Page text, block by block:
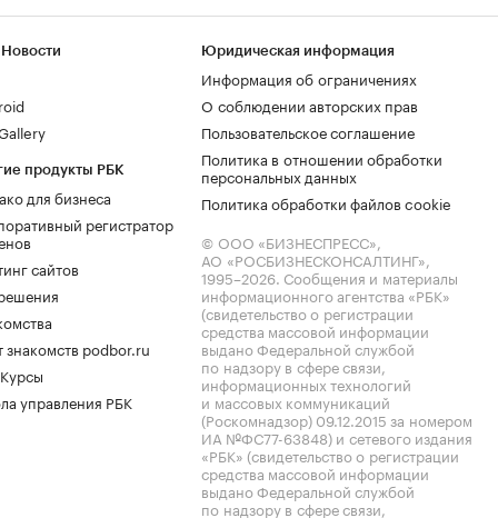
продукты РБК
для бизнеса
регистратор
сайтов
знакомств podbor.ru
управления РБК
Юридическая информация
Информация об ограничениях
О соблюдении авторских прав
Пользовательское соглашение
Политика в отношении обработки
персональных данных
Политика обработки файлов cookie
© ООО «БИЗНЕСПРЕСС»,
АО «РОСБИЗНЕСКОНСАЛТИНГ»,
1995–2026. Сообщения и материалы
информационного агентства «РБК»
(свидетельство о регистрации
средства массовой информации
выдано Федеральной службой
по надзору в сфере связи,
информационных технологий
и массовых коммуникаций
(Роскомнадзор) 09.12.2015 за номером
ИА №ФС77-63848) и сетевого издания
«РБК» (свидетельство о регистрации
средства массовой информации
выдано Федеральной службой
по надзору в сфере связи,